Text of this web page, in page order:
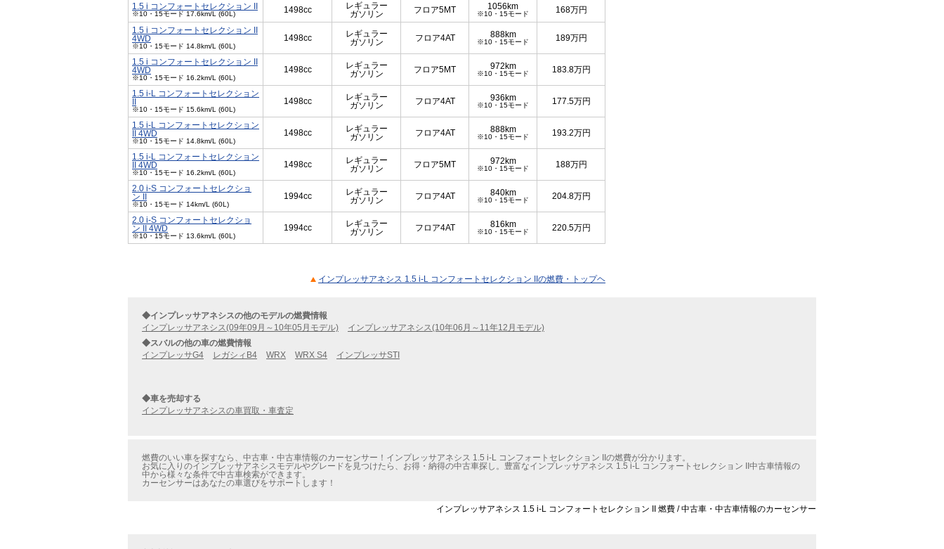
1.5 i コンフォートセレクション II
※10・15モード 17.6km/L (60L) 1498cc
レギュラー
ガソリン
フロア5MT 1056km
※10・15モード 168万円
1.5 i コンフォートセレクション II
4WD
※10・15モード 14.8km/L (60L)
1498cc
レギュラー
ガソリン
フロア4AT 888km
※10・15モード 189万円
1.5 i コンフォートセレクション II
4WD
※10・15モード 16.2km/L (60L)
1498cc
レギュラー
ガソリン
フロア5MT 972km
※10・15モード 183.8万円
1.5 i-L コンフォートセレクション
※10・15モード 15.6km/L (60L)
1498cc
レギュラー
ガソリン
フロア4AT 936km
※10・15モード 177.5万円
1.5 i-L コンフォートセレクション
II 4WD
※10・15モード 14.8km/L (60L)
1498cc
レギュラー
ガソリン
フロア4AT 888km
※10・15モード 193.2万円
1.5 i-L コンフォートセレクション
II 4WD
※10・15モード 16.2km/L (60L)
1498cc
レギュラー
ガソリン
フロア5MT 972km
※10・15モード 188万円
2.0 i-S コンフォートセレクショ
ン II
※10・15モード 14km/L (60L)
1994cc
レギュラー
ガソリン
フロア4AT 840km
※10・15モード 204.8万円
2.0 i-S コンフォートセレクショ
ン II 4WD
※10・15モード 13.6km/L (60L)
1994cc
レギュラー
ガソリン
フロア4AT 816km
※10・15モード 220.5万円
インプレッサアネシス 1.5 i-L コンフォートセレクション IIの燃費・トップヘ
◆インプレッサアネシスの他のモデルの燃費情報
インプレッサアネシス(09年09月～10年05月モデル)
インプレッサアネシス(10年06月～11年12月モデル)
◆スバルの他の車の燃費情報
インプレッサG4
レガシィB4 WRX WRX S4 インプレッサSTI
◆車を売却する
インプレッサアネシスの車買取・車査定
燃費のいい車を探すなら、中古車・中古車情報のカーセンサー！インプレッサアネシス 1.5 i-L コンフォートセレクション IIの燃費が分かります。
お気に入りのインプレッサアネシスモデルやグレードを見つけたら、お得・納得の中古車探し。豊富なインプレッサアネシス 1.5 i-L コンフォートセレクション II中古車情報の
中から様々な条件で中古車検索ができます。
カーセンサーはあなたの車選びをサポートします！
インプレッサアネシス 1.5 i-L コンフォートセレクション II 燃費 / 中古車・中古車情報のカーセンサー